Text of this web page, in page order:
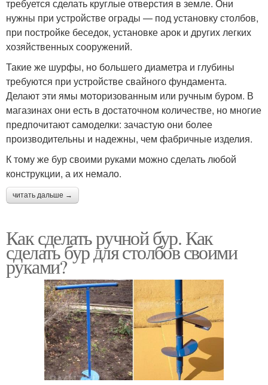
требуется сделать круглые отверстия в земле. Они
нужны при устройстве ограды — под установку столбов,
при постройке беседок, установке арок и других легких
хозяйственных сооружений.
Такие же шурфы, но большего диаметра и глубины
требуются при устройстве свайного фундамента.
Делают эти ямы моторизованным или ручным буром. В
магазинах они есть в достаточном количестве, но многие
предпочитают самоделки: зачастую они более
производительны и надежны, чем фабричные изделия.
К тому же бур своими руками можно сделать любой
конструкции, а их немало.
читать дальше →
Как сделать ручной бур. Как
сделать бур для столбов своими
руками?